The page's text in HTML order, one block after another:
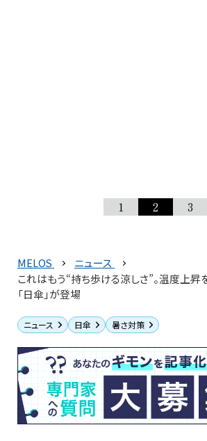
1 2 3
MELOS
ニュース
これはもう“持ち歩ける涼しさ”。温度上
「日傘」が登場
ニュース 日傘 暑さ対策